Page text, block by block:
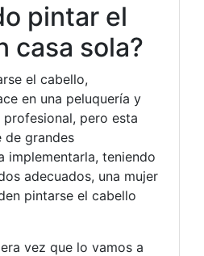
pintar el
casa sola?
el cabello,
en una peluquería y
pero esta
de grandes
implementarla, teniendo
adecuados, una mujer
pintarse el cabello
vez que lo vamos a